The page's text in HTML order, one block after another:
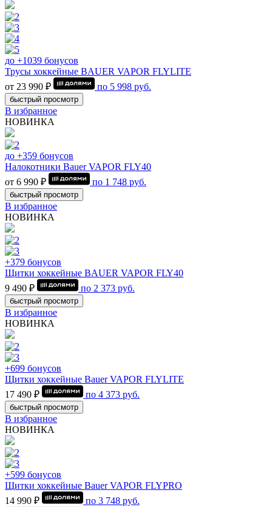
до +1039 бонусов
Трусы хоккейные BAUER VAPOR FLYLITE
от 23 990 ₽
по 5 998 руб.
быстрый просмотр
В избранное
НОВИНКА
до +359 бонусов
Налокотники Bauer VAPOR FLY40
от 6 990 ₽
по 1 748 руб.
быстрый просмотр
В избранное
НОВИНКА
+379 бонусов
Щитки хоккейные BAUER VAPOR FLY40
9 490 ₽
по 2 373 руб.
быстрый просмотр
В избранное
НОВИНКА
+699 бонусов
Щитки хоккейные Bauer VAPOR FLYLITE
17 490 ₽
по 4 373 руб.
быстрый просмотр
В избранное
НОВИНКА
+599 бонусов
Щитки хоккейные Bauer VAPOR FLYPRO
14 990 ₽
по 3 748 руб.